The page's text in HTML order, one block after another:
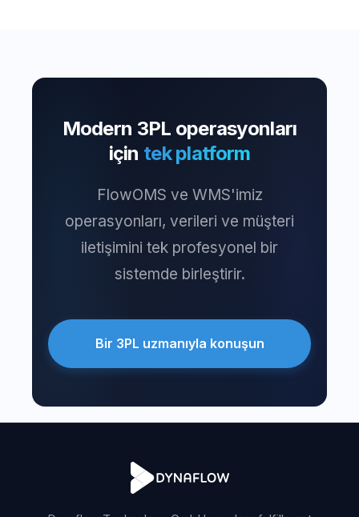
Modern 3PL operasyonları
için tek platform
FlowOMS ve WMS'imiz
operasyonları, verileri ve müşteri
iletişimini tek profesyonel bir
sistemde birleştirir.
Bir 3PL uzmanıyla konuşun